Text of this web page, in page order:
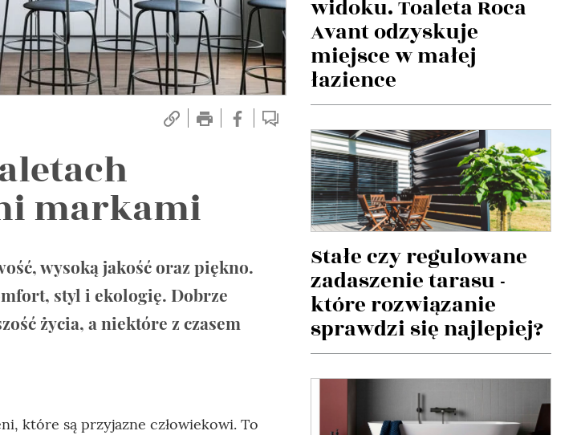
markami
wysoką jakość oraz piękno.
styl i ekologię. Dobrze
życia, a niektóre z czasem
które są przyjazne człowiekowi. To
widoku. Toaleta Roca
Avant odzyskuje
miejsce w małej
łazience
Stałe czy regulowane
zadaszenie tarasu -
które rozwiązanie
sprawdzi się najlepiej?